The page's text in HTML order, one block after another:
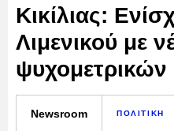
Κικίλιας:
Λιμενικού με
ψυχομετρικών
Newsroom ΠΟΛΙΤΙΚΗ